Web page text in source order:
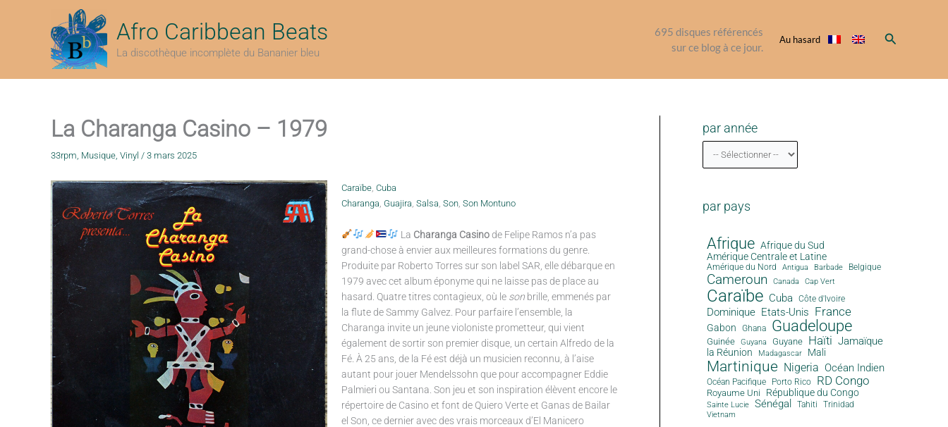
Afro Caribbean Beats
La discothèque incomplète du Bananier bleu
695 disques référencés
sur ce blog à ce jour.
Au hasard Rechercher
La Charanga Casino – 1979
33rpm, Musique, Vinyl / 3 mars 2025
Caraïbe, Cuba
Charanga, Guajira, Salsa, Son, Son Montuno
La Charanga Casinode Felipe Ramos n’a pas
grand-chose à envier aux meilleures formations du genre.
Produite par Roberto Torres sur son label SAR, elle débarque en
1979 avec cet album éponyme qui ne laisse pas de place au
hasard. Quatre titres contagieux, où le sonbrille, emmenés par
la flute de Sammy Galvez. Pour parfaire l’ensemble, la
Charanga invite un jeune violoniste prometteur, qui vient
également de sortir son premier disque, un certain Alfredo de la
Fé. À 25 ans, de la Fé est déjà un musicien reconnu, à l’aise
autant pour jouer Mendelssohn que pour accompagner Eddie
Palmieri ou Santana. Son jeu et son inspiration élèvent encore le
répertoire de Casino et font de Quiero Verte et Ganas de Bailar
el Son, ce dernier avec des vrais morceaux d’El Manicero
par année
par pays
Afrique Afrique du Sud
Amérique Centrale et Latine
Amérique du Nord Antigua Barbade Belgique
Cameroun Canada Cap Vert
Caraïbe Cuba Côte d'Ivoire
Dominique Etats-Unis France
Gabon Ghana Guadeloupe
Guinée Guyana Guyane Haïti Jamaïque
la Réunion Madagascar Mali
Martinique Nigeria Océan Indien
Océan Pacifique Porto Rico RD Congo
Royaume Uni République du Congo
Sainte Lucie Sénégal Tahiti Trinidad
Vietnam